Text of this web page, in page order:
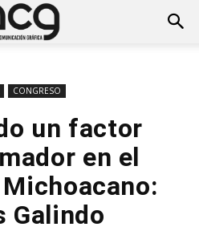
CONGRESO
un factor
en el
Galindo